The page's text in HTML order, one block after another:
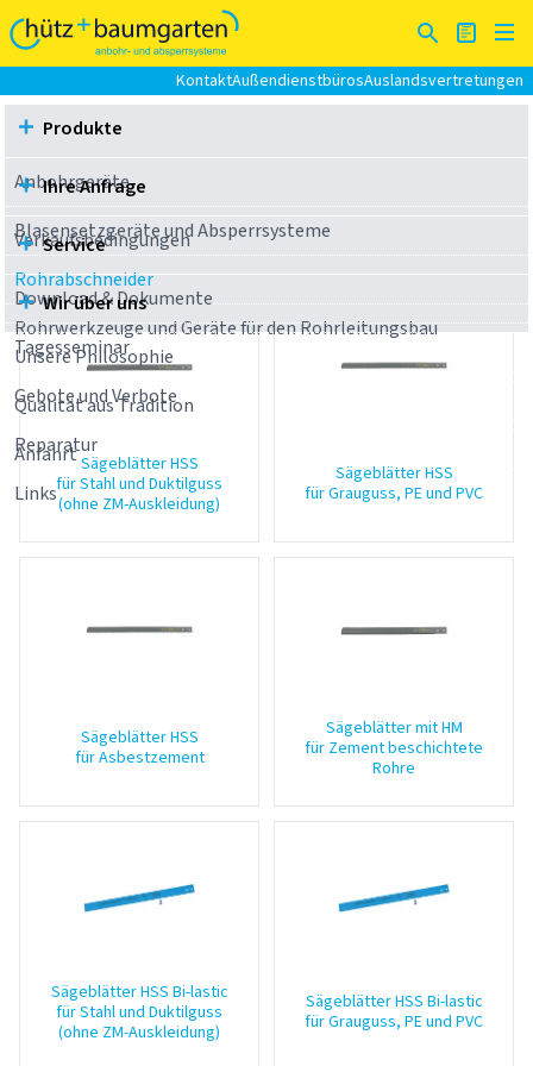
KontaktAußendienstbürosAuslandsvertretungen
Produkte
Anbohrgeräte
Blasensetzgeräte und Absperrsysteme
Rohrabschneider
Rohrwerkzeuge und Geräte für den Rohrleitungsbau
Ihre Anfrage
Verkaufsbedingungen
Service
Download & Dokumente
Tagesseminar
Gebote und Verbote
Reparatur
Links
Wir über uns
Unsere Philosophie
Qualität aus Tradition
Anfahrt
Rohrabschneider
Sägeblätter zur Stichsäge
Sägeblätter zur Stichsäge
Sägeblätter HSS
für Stahl und Duktilguss
(ohne ZM-Auskleidung)
Sägeblätter HSS
für Grauguss, PE und PVC
Sägeblätter HSS
für Asbestzement
Sägeblätter mit HM
für Zement beschichtete
Rohre
Sägeblätter HSS Bi-lastic
für Stahl und Duktilguss
(ohne ZM-Auskleidung)
Sägeblätter HSS Bi-lastic
für Grauguss, PE und PVC